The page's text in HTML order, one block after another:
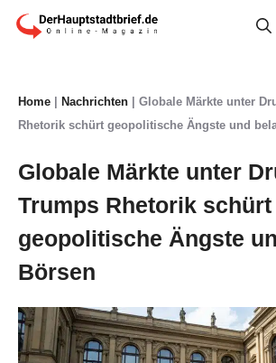
Zum
Home Nachrichten
Globale Märkte unter
Rhetorik schürt geopolitische Ängste und
Globale Märkte unter
Trumps Rhetorik schürt
geopolitische Ängste
Börsen